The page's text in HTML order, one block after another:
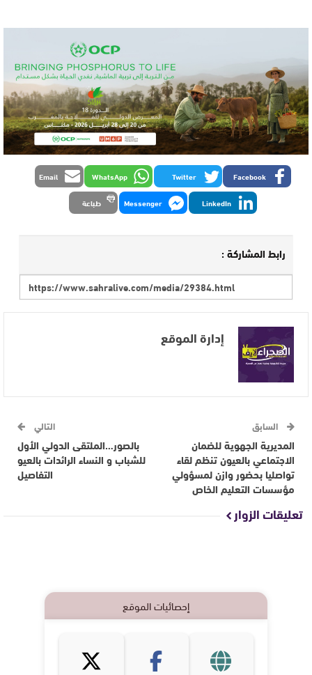
Facebook
Twitter
WhatsApp
Email
LinkedIn
Messenger طباعة
رابط المشاركة :
إدارة الموقع
السابق
المديرية الجهوية للضمان
الاجتماعي بالعيون تنظم لقاء
تواصليا بحضور وازن لمسؤولي
مؤسسات التعليم الخاص
التالي
بالصور…الملتقى الدولي الأول
للشباب و النساء الرائدات بالعيو
التفاصيل
تعليقات الزوار
إحصائيات الموقع